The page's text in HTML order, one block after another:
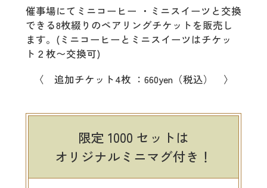
催事場にてミニコーヒー ・ミニスイーツと交換
できる8枚綴りのペアリングチケットを販売し
ます。(ミニコーヒーとミニスイーツはチケッ
ト２枚〜交換可)
〈 追加チケット4枚 ：660yen（税込） 〉
限定 1000 セットは
オリジナルミニマグ付き！